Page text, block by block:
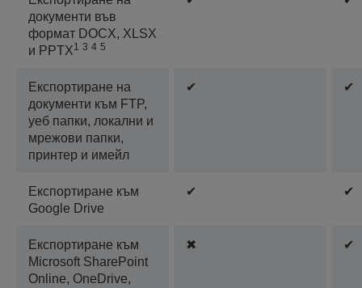
документи във
формат DOCX, XLSX
и PPTX1 3 4 5
Експортиране на
документи към FTP,
уеб папки, локални и
мрежови папки,
принтер и имейл
✔ ✔
Експортиране към
Google Drive
✔ ✔
Експортиране към
Microsoft SharePoint
Online, OneDrive,
✖ ✔